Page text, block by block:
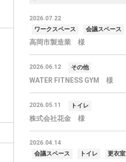
2026.07.22
ワークスペース
会議スペース
高岡市製造業 様
2026.06.12 その他
WATER FITNESS GYM 様
2026.05.11 トイレ
株式会社花金 様
2026.04.14
会議スペース
トイレ 更衣室